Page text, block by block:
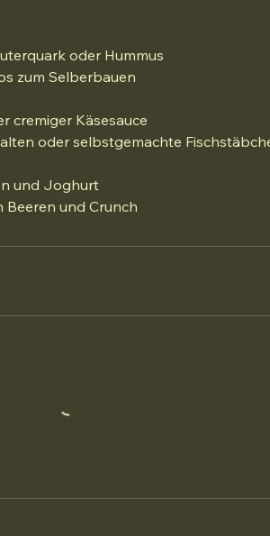
oder Hummus
zum Selberbauen
cremiger Käsesauce
oder selbstgemachte
und Joghurt
und Crunch